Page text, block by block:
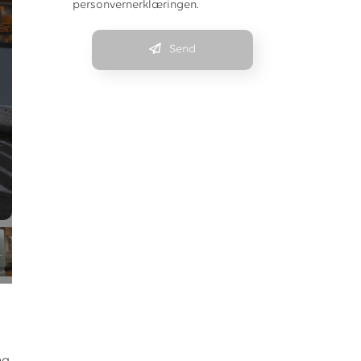
personvernerklæringen.
Send